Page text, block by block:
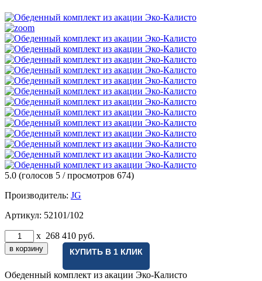
5.0 (голосов 5 / просмотров 674)
Производитель: JG
Артикул: 52101/102
x 268 410 руб.
КУПИТЬ В 1 КЛИК
Обеденный комплект из акации Эко-Калисто